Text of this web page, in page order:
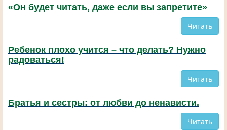
«Он будет читать, даже если вы запретите»
Читать
Ребенок плохо учится – что делать? Нужно
радоваться!
Читать
Братья и сестры: от любви до ненависти.
Читать